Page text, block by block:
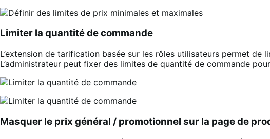
Limiter la quantité de commande
L’extension de tarification basée sur les rôles utilisateurs permet
L’administrateur peut fixer des limites de quantité de commande
Masquer le prix général / promotionnel sur la page de